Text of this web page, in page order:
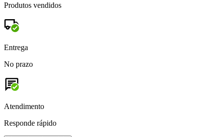
Produtos vendidos
Entrega
No prazo
Atendimento
Responde rápido